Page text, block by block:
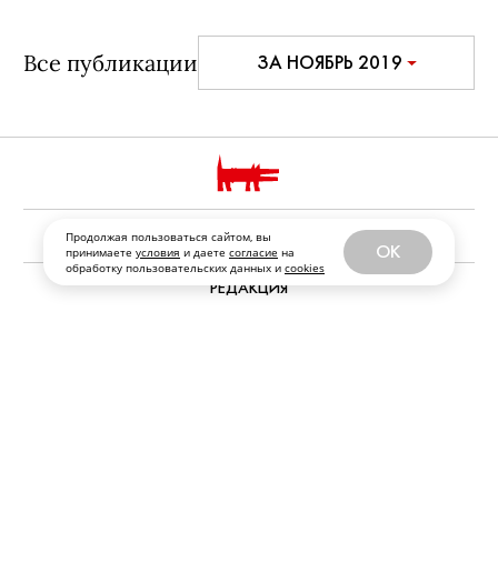
Продолжая пользоваться сайтом, вы
принимаете условия и даете согласие на
обработку пользовательских данных и cookies
OK
Все публикации ЗА НОЯБРЬ 2019
РЕКЛАМОДАТЕЛЯМ И ПАРТНЕРАМ
РЕДАКЦИЯ